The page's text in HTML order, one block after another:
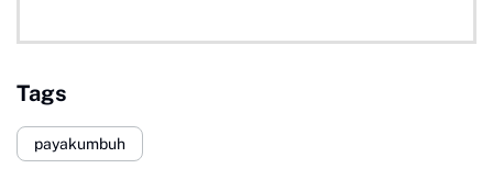
Tags
payakumbuh